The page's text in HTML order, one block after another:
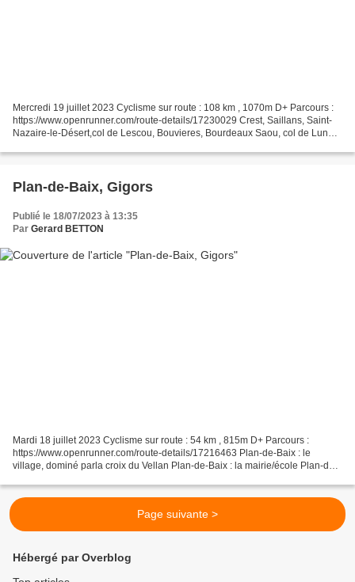
Mercredi 19 juillet 2023 Cyclisme sur route : 108 km , 1070m D+ Parcours :
https://www.openrunner.com/route-details/17230029 Crest, Saillans, Saint-
Nazaire-le-Désert,col de Lescou, Bouvieres, Bourdeaux Saou, col de Lunel,
Plan-de-Baix, Gigors
Publié le 18/07/2023 à 13:35
Par Gerard BETTON
Mardi 18 juillet 2023 Cyclisme sur route : 54 km , 815m D+ Parcours :
https://www.openrunner.com/route-details/17216463 Plan-de-Baix : le
village, dominé parla croix du Vellan Plan-de-Baix : la mairie/école Plan-de-
Page suivante >
Hébergé par Overblog